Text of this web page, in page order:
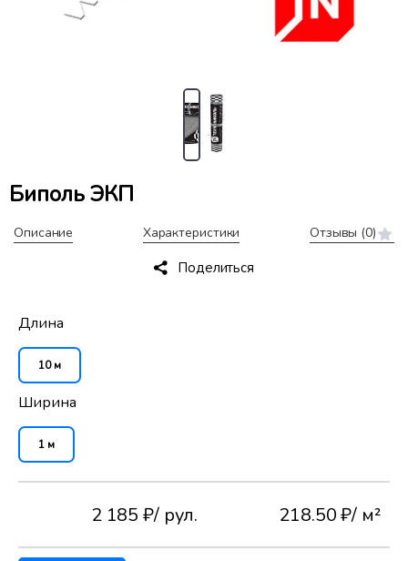
Биполь ЭКП
Описание Характеристики Отзывы (0)
Поделиться
Длина
10 м
Ширина
1 м
2 185 ₽/ рул. 218.50 ₽/ м²